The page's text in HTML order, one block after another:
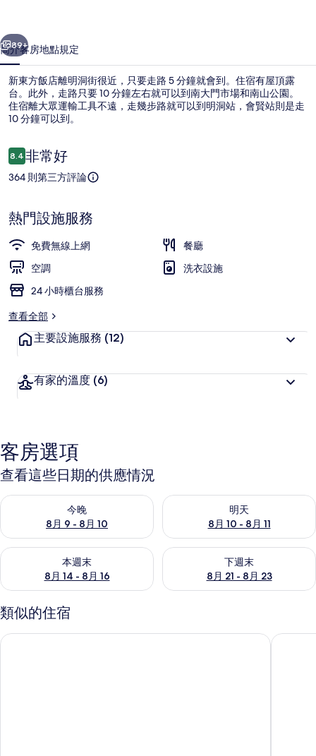
店
的
相
片
個 下一個
89+
簡介客房地點規定
新東方飯店離明洞街很近，只要走路 5 分鐘就會到。住宿有屋頂露
台。此外，走路只要 10 分鐘左右就可以到南大門市場和南山公園。
住宿離大眾運輸工具不遠，走幾步路就可以到明洞站，會賢站則是走
10 分鐘可以到。
評
論
8.48.4 分，滿分 10 分，
非常好
364 則第三方評論
熱門設施服務
免費無線上網
餐廳
空調
洗衣設施
24 小時櫃台服務
查看全部
主要設施服務 (12)
有家的溫度 (6)
客房選項
查看這些日期的供應情況
今晚
8月 9 - 8月 10
查看今晚 (8月 9 - 8月 10) 的供應情況
明天
8月 10 - 8月 11
查看明天 (8月 10 - 8月 11) 的
本週末
8月 14 - 8月 16
查看本週末 (8月 14 - 8月 16) 的供應情況
下週末
8月 21 - 8月 23
查看下週末 (8月 21 - 8月 23)
類似的住宿
明洞莊飯店 首爾王